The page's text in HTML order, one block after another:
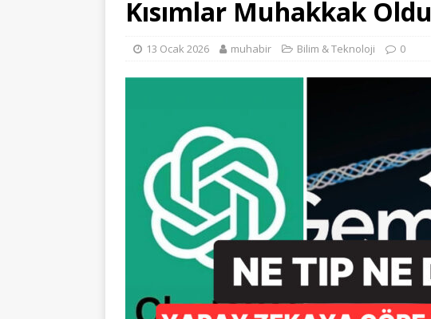
Kısımlar Muhakkak Oldu
13 Ocak 2026 muhabir Bilim & Teknoloji 0